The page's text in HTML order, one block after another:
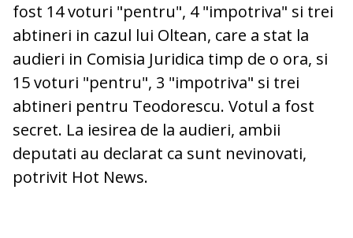
fost 14 voturi "pentru", 4 "impotriva" si trei
abtineri in cazul lui Oltean, care a stat la
audieri in Comisia Juridica timp de o ora, si
15 voturi "pentru", 3 "impotriva" si trei
abtineri pentru Teodorescu. Votul a fost
secret. La iesirea de la audieri, ambii
deputati au declarat ca sunt nevinovati,
potrivit Hot News.